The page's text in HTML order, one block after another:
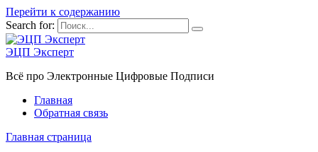
Перейти к содержанию
Search for:
ЭЦП Эксперт
Всё про Электронные Цифровые Подписи
Главная
Обратная связь
Главная страница